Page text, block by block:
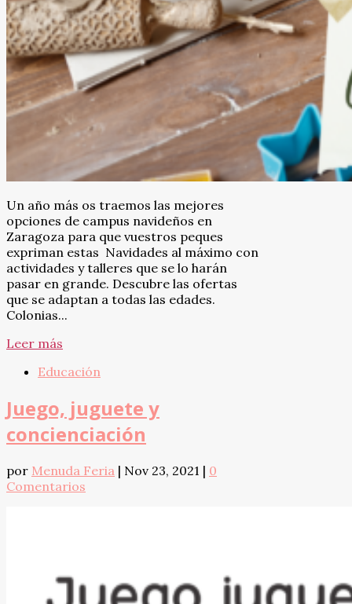
Un año más os traemos las mejores
opciones de campus navideños en
Zaragoza para que vuestros peques
expriman estas Navidades al máximo con
actividades y talleres que se lo harán
pasar en grande. Descubre las ofertas
que se adaptan a todas las edades.
Colonias...
Leer más
Educación
Juego, juguete y
concienciación
por Menuda Feria | Nov 23, 2021 | 0
Comentarios